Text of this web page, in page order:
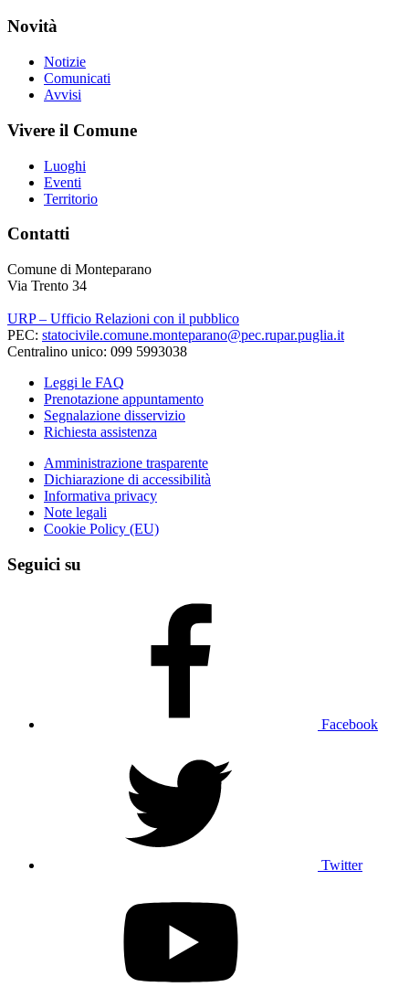
Novità
Notizie
Comunicati
Avvisi
Vivere il Comune
Luoghi
Eventi
Territorio
Contatti
Comune di Monteparano
Via Trento 34
URP – Ufficio Relazioni con il pubblico
PEC: statocivile.comune.monteparano@pec.rupar.puglia.it
Centralino unico: 099 5993038
Leggi le FAQ
Prenotazione appuntamento
Segnalazione disservizio
Richiesta assistenza
Amministrazione trasparente
Dichiarazione di accessibilità
Informativa privacy
Note legali
Cookie Policy (EU)
Seguici su
Facebook
Twitter